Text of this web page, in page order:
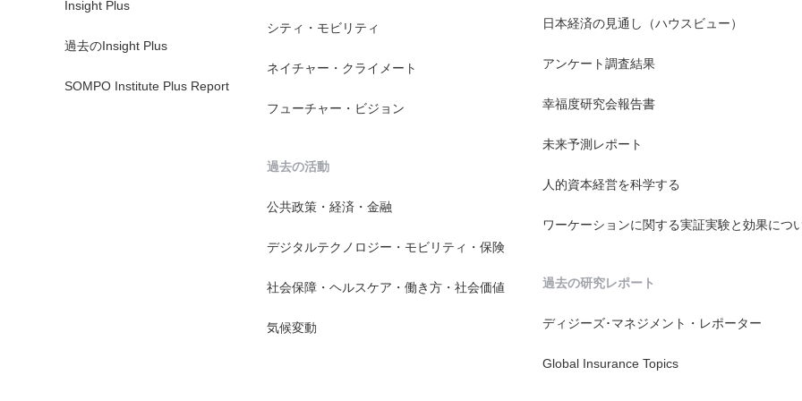
Insight Plus
過去のInsight Plus
SOMPO Institute Plus Report
シティ・モビリティ
ネイチャー・クライメート
フューチャー・ビジョン
過去の活動
公共政策・経済・金融
デジタルテクノロジー・モビリティ・保険
社会保障・ヘルスケア・働き方・社会価値
気候変動
日本経済の見通し（ハウスビュー）
アンケート調査結果
幸福度研究会報告書
未来予測レポート
人的資本経営を科学する
ワーケーションに関する実証実験と効果につ
過去の研究レポート
ディジーズ･マネジメント・レポーター
Global Insurance Topics